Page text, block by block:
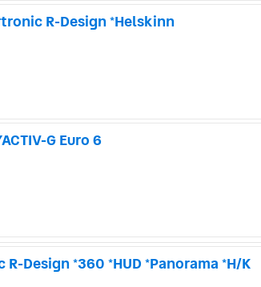
R-Design *Helskinn
G Euro 6
Design *360 *HUD *Panorama *H/K